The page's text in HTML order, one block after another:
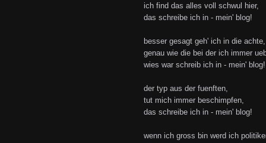
ich find das alles voll schwul hier,
das schreibe ich in - mein' blog!
besser gesagt geh' ich in die achte,
genau wie die bei der ich immer
wies war schreib ich in - mein' blog!
der typ aus der fuenften,
tut mich immer beschimpfen,
das schreibe ich in - mein' blog!
wenn ich gross bin werd ich